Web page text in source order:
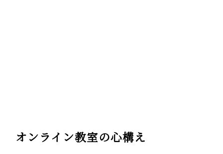
オンライン教室の心構え